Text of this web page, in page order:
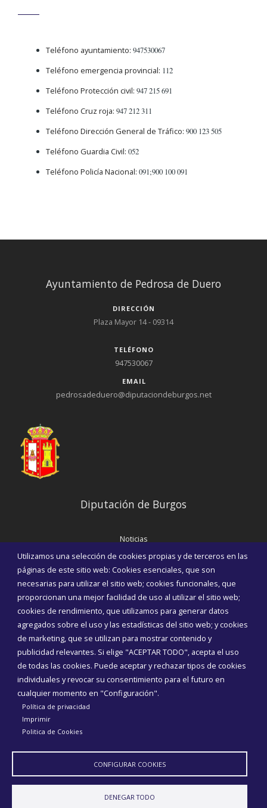
Teléfono ayuntamiento: 947530067
Teléfono emergencia provincial: 112
Teléfono Protección civil: 947 215 691
Teléfono Cruz roja: 947 212 311
Teléfono Dirección General de Tráfico: 900 123 505
Teléfono Guardia Civil: 052
Teléfono Policía Nacional: 091;900 100 091
Utilizamos una selección de cookies propias y de terceros en las
páginas de este sitio web: Cookies esenciales, que son
necesarias para utilizar el sitio web; cookies funcionales, que
proporcionan una mejor facilidad de uso al utilizar el sitio web;
cookies de rendimiento, que utilizamos para generar datos
agregados sobre el uso y las estadísticas del sitio web; y cookies
de marketing, que se utilizan para mostrar contenido y
publicidad relevantes. Si elige "ACEPTAR TODO", acepta el uso
de todas las cookies. Puede aceptar y rechazar tipos de cookies
individuales y revocar su consentimiento para el futuro en
cualquier momento en "Configuración".
Política de privacidad
Imprimir
Politica de Cookies
CONFIGURAR COOKIES
DENEGAR TODO
Ayuntamiento de Pedrosa de Duero
DIRECCIÓN
Plaza Mayor 14 - 09314
TELÉFONO
947530067
EMAIL
pedrosadeduero@diputaciondeburgos.net
Diputación de Burgos
Noticias
Eventos
Corporación Municipal
Teléfonos de interés
INICIAR SESIÓN
MAPA WEB